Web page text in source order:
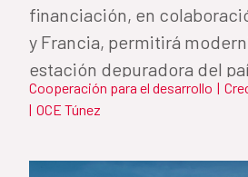
financiación, en
y Francia, permitirá
estación depuradora del
Cooperación para el desarrollo |
| OCE Túnez